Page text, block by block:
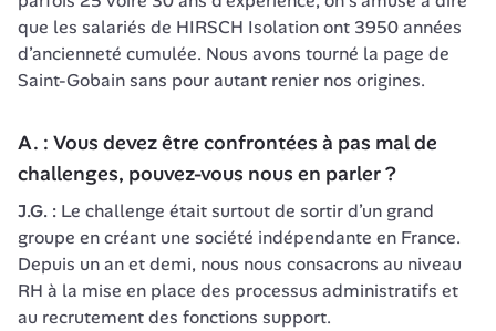
que les salariés de HIRSCH Isolation ont 3950 années
Saint-Gobain sans pour autant renier nos origines.
challenges, pouvez-vous nous en parler ?
J.G. : Le challenge était surtout de sortir d’un grand
groupe en créant une société indépendante en France.
Depuis un an et demi, nous nous consacrons au niveau
RH à la mise en place des processus administratifs et